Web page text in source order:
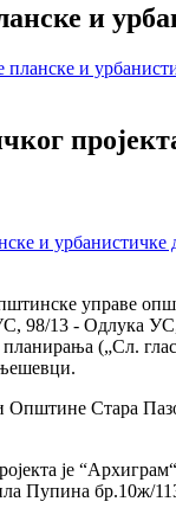
и
планске и
и урбанистичке
управе
98/13 - Одлука
(„Сл.
Стара
је
Пупина бр.10ж/